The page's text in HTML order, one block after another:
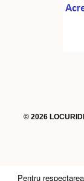
© 2026
Pentru